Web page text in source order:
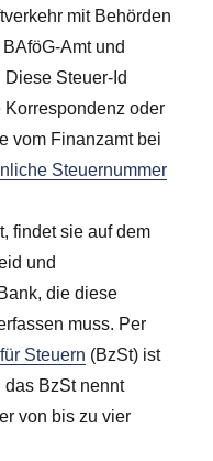
mit Behörden
Amt und
Steuer-Id
oder
vom Finanzamt bei
Steuernummer
findet sie auf dem
und
die diese
muss. Per
Steuern (BzSt) ist
das BzSt nennt
von bis zu vier